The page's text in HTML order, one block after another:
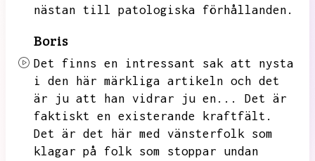
nästan till patologiska förhållanden.
Boris
Det finns en intressant sak att nysta
i den här märkliga artikeln och det
är ju att han vidrar ju en...
Det är
faktiskt en existerande kraftfält.
Det är det här med vänsterfolk som
klagar på folk som stoppar undan